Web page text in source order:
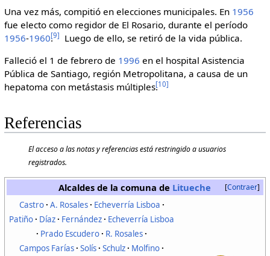
Una vez más, compitió en elecciones municipales. En 1956
fue electo como regidor de El Rosario, durante el período
1956-1960.[9]
Luego de ello, se retiró de la vida pública.
Falleció el 1 de febrero de 1996 en el hospital Asistencia
Pública de Santiago, región Metropolitana, a causa de un
hepatoma con metástasis múltiples.
[10]
Referencias
El acceso a las notas y referencias está restringido a usuarios
registrados.
Contraer
Alcaldes de la comuna de Litueche
Castro A. Rosales
Echeverría Lisboa
Patiño
Díaz Fernández
Echeverría Lisboa
Prado Escudero
R. Rosales
Campos Farías Solís Schulz
Molfino